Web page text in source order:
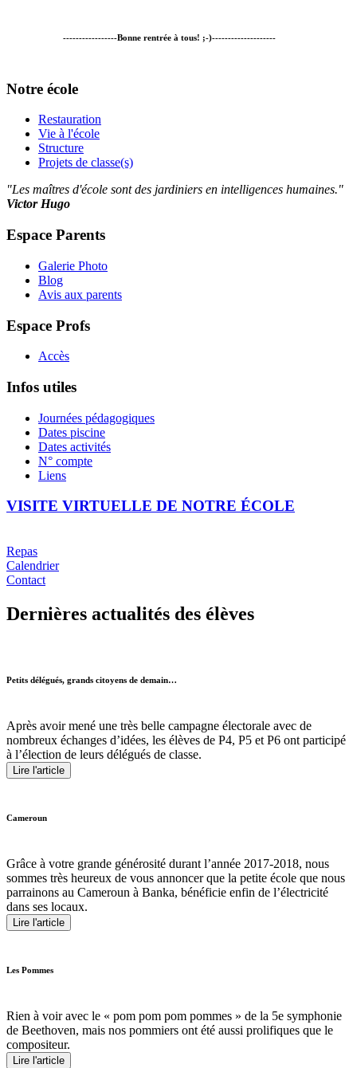
-----------------Bonne rentrée à tous! ;-)--------------------
Notre école
Restauration
Vie à l'école
Structure
Projets de classe(s)
"Les maîtres d'école sont des jardiniers en intelligences humaines."
Victor Hugo
Espace Parents
Galerie Photo
Blog
Avis aux parents
Espace Profs
Accès
Infos utiles
Journées pédagogiques
Dates piscine
Dates activités
N° compte
Liens
VISITE VIRTUELLE DE NOTRE ÉCOLE
Repas
Calendrier
Contact
Dernières actualités des élèves
Petits délégués, grands citoyens de demain…
Après avoir mené une très belle campagne électorale avec de
nombreux échanges d’idées, les élèves de P4, P5 et P6 ont participé
à l’élection de leurs délégués de classe.
Lire l'article
Cameroun
Grâce à votre grande générosité durant l’année 2017-2018, nous
sommes très heureux de vous annoncer que la petite école que nous
parrainons au Cameroun à Banka, bénéficie enfin de l’électricité
dans ses locaux.
Lire l'article
Les Pommes
Rien à voir avec le « pom pom pom pommes » de la 5e symphonie
de Beethoven, mais nos pommiers ont été aussi prolifiques que le
compositeur.
Lire l'article